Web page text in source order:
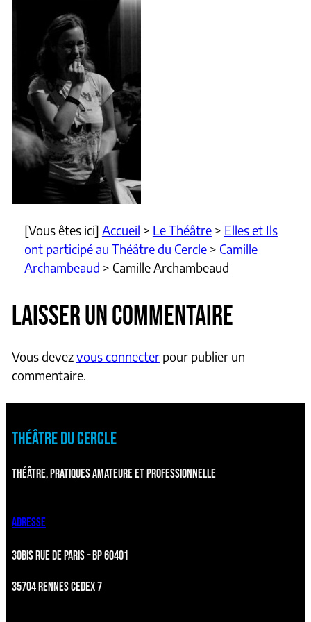
[Vous êtes ici] Accueil > Le Théâtre> Elles et Ils
ont participé au Théâtre du Cercle> Camille
Archambeaud > Camille Archambeaud
LAISSER UN COMMENTAIRE
Vous devezvous connecterpour publier un
commentaire.
THÉÂTRE DU CERCLE
THÉÂTRE, PRATIQUES AMATEURE ET PROFESSIONNELLE
ADRESSE
30BIS RUE DE PARIS – BP 60401
35704 RENNES CEDEX 7